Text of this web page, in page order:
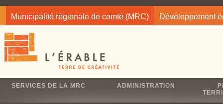
Municipalité régionale de comté (MRC) Développement
SERVICES DE LA MRC ADMINISTRATION